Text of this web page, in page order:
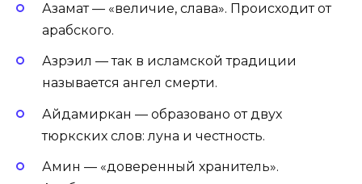
Азамат — «величие, слава». Происходит от
арабского.
Азрэил — так в исламской традиции
называется ангел смерти.
Айдамиркан — образовано от двух
тюркских слов: луна и честность.
Амин — «доверенный хранитель».